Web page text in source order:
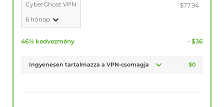
CyberGhost VPN
6 hónap
$77.94
46% kedvezmény - $36
Ingyenesen tartalmazza a VPN-csomagja $0